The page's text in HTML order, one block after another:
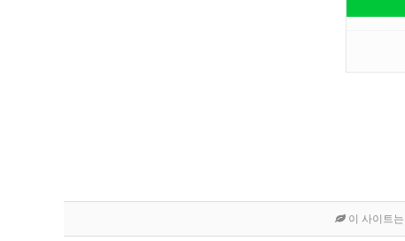
이 사이트는